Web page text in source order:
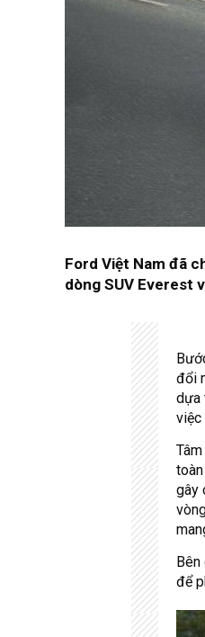
Ford Việt Nam đã
dòng SUV Everest
đổi
dựa
việc
gây
Bên
để